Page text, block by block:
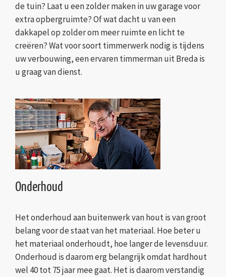
de tuin? Laat u een zolder maken in uw garage voor
extra opbergruimte? Of wat dacht u van een
dakkapel op zolder om meer ruimte en licht te
creëren? Wat voor soort timmerwerk nodig is tijdens
uw verbouwing, een ervaren timmerman uit Breda is
u graag van dienst.
Onderhoud
Het onderhoud aan buitenwerk van hout is van groot
belang voor de staat van het materiaal. Hoe beter u
het materiaal onderhoudt, hoe langer de levensduur.
Onderhoud is daarom erg belangrijk omdat hardhout
wel 40 tot 75 jaar mee gaat. Het is daarom verstandig